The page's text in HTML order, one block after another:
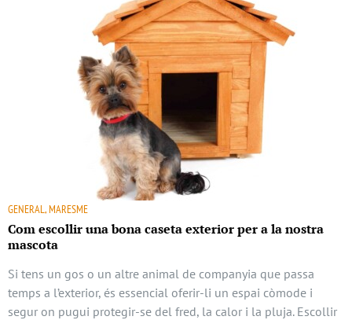
GENERAL, MARESME
Com escollir una bona caseta exterior per a la nostra
mascota
Si tens un gos o un altre animal de companyia que passa
temps a l’exterior, és essencial oferir-li un espai còmode i
segur on pugui protegir-se del fred, la calor i la pluja. Escollir